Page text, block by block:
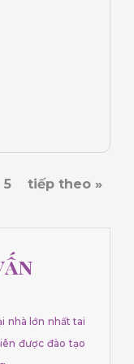
5 tiếp theo »
nhà lớn nhất tai
được đào tạo